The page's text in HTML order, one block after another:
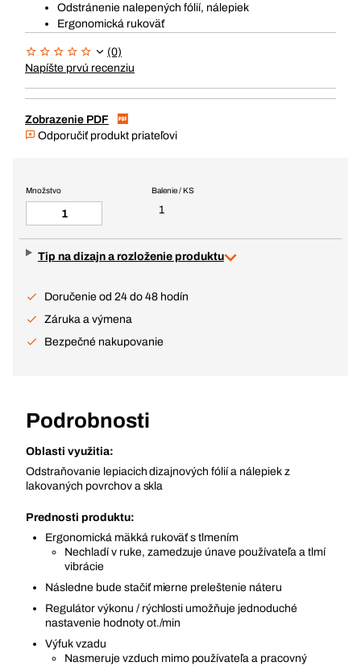
Odstránenie nalepených fólií, nálepiek
Ergonomická rukoväť
(0)
Napíšte prvú recenziu
Zobrazenie PDF
Odporučiť produkt priateľovi
Balenie / KS
1
Množstvo
Tip na dizajn a rozloženie produktu
Doručenie od 24 do 48 hodín
Záruka a výmena
Bezpečné nakupovanie
Podrobnosti
Oblasti využitia:
Odstraňovanie lepiacich dizajnových fólií a nálepiek z
lakovaných povrchov a skla
Prednosti produktu:
Ergonomická mäkká rukoväť s tlmením
Nechladí v ruke, zamedzuje únave používateľa a tlmí
vibrácie
Následne bude stačiť mierne preleštenie náteru
Regulátor výkonu / rýchlosti umožňuje jednoduché
nastavenie hodnoty ot./min
Výfuk vzadu
Nasmeruje vzduch mimo používateľa a pracovný